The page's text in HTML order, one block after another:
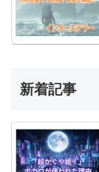
新着記事